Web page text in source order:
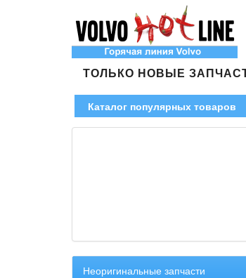
ТОЛЬКО НОВЫЕ
Каталог популярных товаров
Неоригинальные запчасти